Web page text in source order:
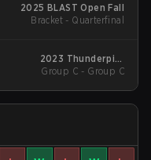
2025 BLAST Open Fall
Bracket - Quarterfinal
2023 Thunderpick
World Championship
Group C - Group C